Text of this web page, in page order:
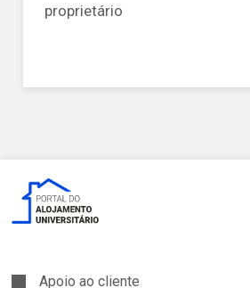
proprietário
Apoio ao cliente